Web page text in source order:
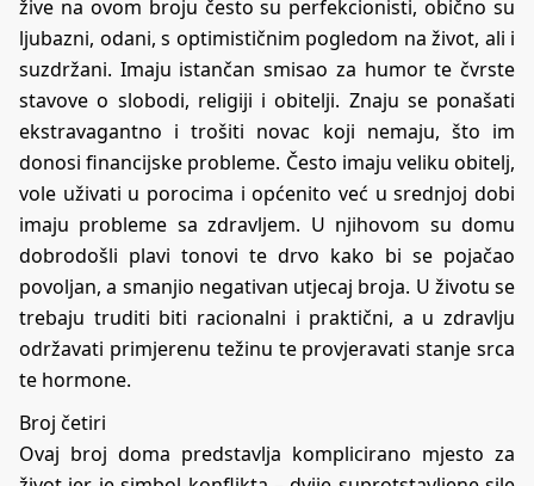
žive na ovom broju često su perfekcionisti, obično su
ljubazni, odani, s optimističnim pogledom na život, ali i
suzdržani. Imaju istančan smisao za humor te čvrste
stavove o slobodi, religiji i obitelji. Znaju se ponašati
ekstravagantno i trošiti novac koji nemaju, što im
donosi financijske probleme. Često imaju veliku obitelj,
vole uživati u porocima i općenito već u srednjoj dobi
imaju probleme sa zdravljem. U njihovom su domu
dobrodošli plavi tonovi te drvo kako bi se pojačao
povoljan, a smanjio negativan utjecaj broja. U životu se
trebaju truditi biti racionalni i praktični, a u zdravlju
održavati primjerenu težinu te provjeravati stanje srca
te hormone.
Broj četiri
Ovaj broj doma predstavlja komplicirano mjesto za